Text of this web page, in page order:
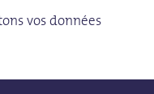
vos données